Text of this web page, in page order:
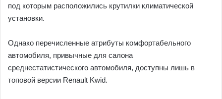
под которым расположились крутилки климатической
установки.
Однако перечисленные атрибуты комфортабельного
автомобиля, привычные для салона
среднестатистического автомобиля, доступны лишь в
топовой версии Renault Kwid.